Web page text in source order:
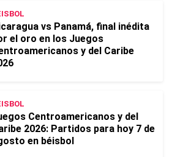
vs Panamá, final inédita
el oro en los Juegos
y del Caribe
Centroamericanos y del
2026: Partidos para hoy 7 de
en béisbol